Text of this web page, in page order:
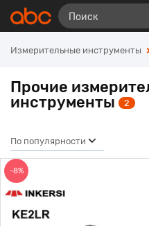
Измерительные инструменты
Прочие
инструменты
2
По популярности
-8%